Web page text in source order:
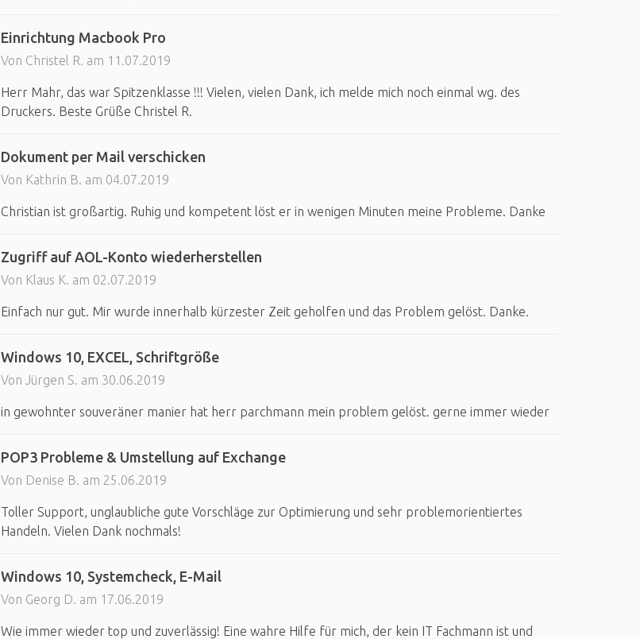
Einrichtung Macbook Pro
Von Christel R. am 11.07.2019
Herr Mahr, das war Spitzenklasse !!! Vielen, vielen Dank, ich melde mich noch einmal wg. des
Druckers. Beste Grüße Christel R.
Dokument per Mail verschicken
Von Kathrin B. am 04.07.2019
Christian ist großartig. Ruhig und kompetent löst er in wenigen Minuten meine Probleme. Danke
Zugriff auf AOL-Konto wiederherstellen
Von Klaus K. am 02.07.2019
Einfach nur gut. Mir wurde innerhalb kürzester Zeit geholfen und das Problem gelöst. Danke.
Windows 10, EXCEL, Schriftgröße
Von Jürgen S. am 30.06.2019
in gewohnter souveräner manier hat herr parchmann mein problem gelöst. gerne immer wieder
POP3 Probleme & Umstellung auf Exchange
Von Denise B. am 25.06.2019
Toller Support, unglaubliche gute Vorschläge zur Optimierung und sehr problemorientiertes
Handeln. Vielen Dank nochmals!
Windows 10, Systemcheck, E-Mail
Von Georg D. am 17.06.2019
Wie immer wieder top und zuverlässig! Eine wahre Hilfe für mich, der kein IT Fachmann ist und